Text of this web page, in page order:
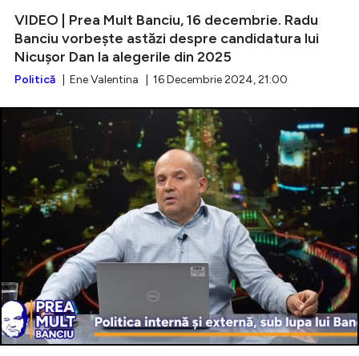
VIDEO | Prea Mult Banciu, 16 decembrie. Radu
Banciu vorbește astăzi despre candidatura lui
Nicușor Dan la alegerile din 2025
Politică | Ene Valentina | 16 Decembrie 2024, 21:00